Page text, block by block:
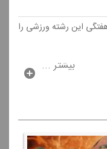
این رشته ورزشی را
بیشتر ...